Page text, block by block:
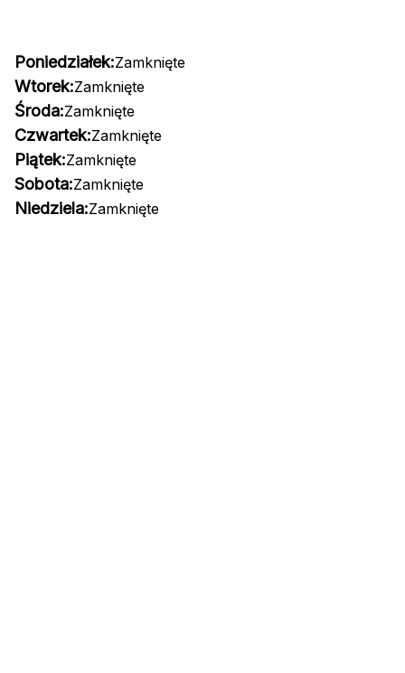
Poniedziałek:Zamknięte
Wtorek:Zamknięte
Środa:Zamknięte
Czwartek:Zamknięte
Piątek:Zamknięte
Sobota:Zamknięte
Niedziela:Zamknięte